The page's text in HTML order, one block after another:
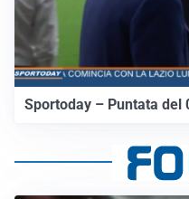
Sportoday – Puntata del